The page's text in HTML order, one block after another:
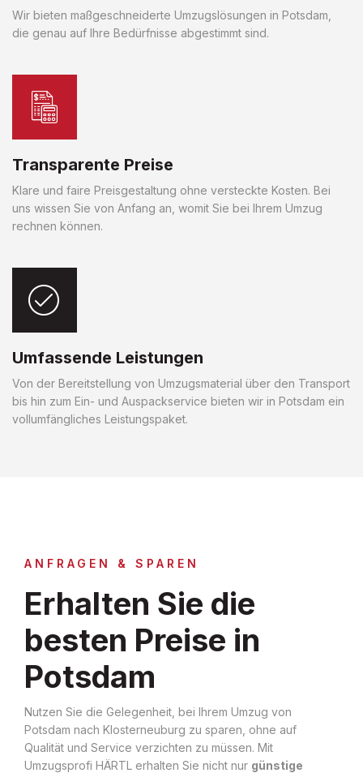
Wir bieten maßgeschneiderte Umzugslösungen in Potsdam,
die genau auf Ihre Bedürfnisse abgestimmt sind.
Transparente Preise
Klare und faire Preisgestaltung ohne versteckte Kosten. Bei
uns wissen Sie von Anfang an, womit Sie bei Ihrem Umzug
rechnen können.
Umfassende Leistungen
Von der Bereitstellung von Umzugsmaterial über den Transport
bis hin zum Ein- und Auspackservice bieten wir in Potsdam ein
vollumfängliches Leistungspaket.
ANFRAGEN & SPAREN
Erhalten Sie die
besten Preise in
Potsdam
Nutzen Sie die Gelegenheit, bei Ihrem Umzug von
Potsdam nach Klosterneuburg zu sparen, ohne auf
Qualität und Service verzichten zu müssen. Mit
Umzugsprofi HÄRTL erhalten Sie nicht nur günstige